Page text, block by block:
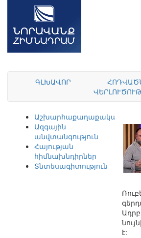
ԳԼԽԱՎՈՐ
Ազգային
անվտանգություն
Հայության
հիմնախնդիրներ
Տնտեսագիտություն
է: